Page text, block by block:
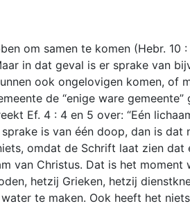
om samen te komen (Hebr. 10
in dat geval is er sprake van
ook ongelovigen komen, of
de “enige ware gemeente”
Ef. 4 : 4 en 5 over: “Eén
is van één doop, dan is
omdat de Schrift laat zien
van Christus. Dat is het moment
hetzij Grieken, hetzij
te maken. Ook heeft het